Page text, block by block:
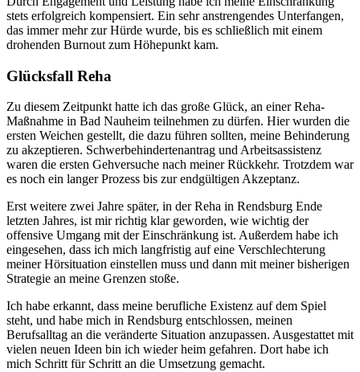
stets erfolgreich kompensiert. Ein sehr anstrengendes Unterfangen,
das immer mehr zur Hürde wurde, bis es schließlich mit einem
drohenden Burnout zum Höhepunkt kam.
Glücksfall Reha
Zu diesem Zeitpunkt hatte ich das große Glück, an einer Reha-
Maßnahme in Bad Nauheim teilnehmen zu dürfen. Hier wurden die
ersten Weichen gestellt, die dazu führen sollten, meine Behinderung
zu akzeptieren. Schwerbehindertenantrag und Arbeitsassistenz
waren die ersten Gehversuche nach meiner Rückkehr. Trotzdem war
es noch ein langer Prozess bis zur endgültigen Akzeptanz.
Erst weitere zwei Jahre später, in der Reha in Rendsburg Ende
letzten Jahres, ist mir richtig klar geworden, wie wichtig der
offensive Umgang mit der Einschränkung ist. Außerdem habe ich
eingesehen, dass ich mich langfristig auf eine Verschlechterung
meiner Hörsituation einstellen muss und dann mit meiner bisherigen
Strategie an meine Grenzen stoße.
Ich habe erkannt, dass meine berufliche Existenz auf dem Spiel
steht, und habe mich in Rendsburg entschlossen, meinen
Berufsalltag an die veränderte Situation anzupassen. Ausgestattet mit
vielen neuen Ideen bin ich wieder heim gefahren. Dort habe ich
mich Schritt für Schritt an die Umsetzung gemacht.